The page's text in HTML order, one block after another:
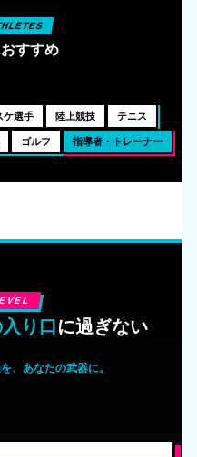
すすめ
ケ選手 陸上競技
テニス
ゴルフ 指導者・トレーナー
り口に過ぎない
、あなたの武器に。